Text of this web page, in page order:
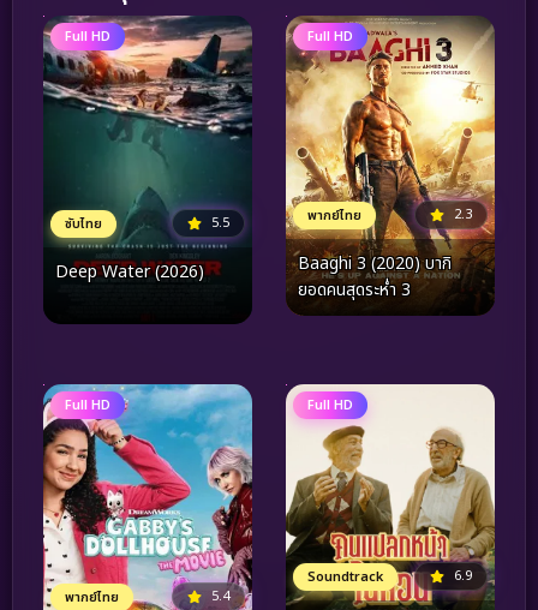
Full HD
ซับไทย 5.5
Deep Water (2026)
Full HD
พากย์ไทย 2.3
Baaghi 3 (2020) บากิ
ยอดคนสุดระห่ำ 3
Full HD
พากย์ไทย 5.4
Full HD
Soundtrack 6.9